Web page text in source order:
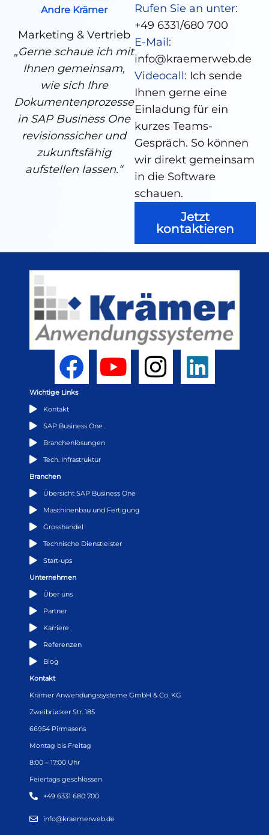
Andre Krämer
Marketing & Vertrieb
„Gerne schaue ich mit
Ihnen gemeinsam,
wie sich Ihre
Dokumentenprozesse
in SAP Business One
revisionssicher und
zukunftsfähig
aufstellen lassen.“
Rufen Sie an unter:
+49 6331/680 700
E-Mail:
info@kraemerweb.de
Videocall: Ich sende
Ihnen gerne eine
Einladung für ein
kurzes Teams-
Gespräch. So können
wir direkt gemeinsam
in die Software
schauen.
Jetzt
kontaktieren
Wichtige Links
Kontakt
SAP Business One
Branchenlösungen
Tech. Infrastruktur
Branchen
Übersicht SAP Business One
Maschinenbau und Fertigung
Grosshandel
Technische Dienstleister
Start-ups
Unternehmen
Über uns
Partner
Karriere
Referenzen
Blog
Kontakt
Krämer Anwendungssysteme GmbH & Co. KG
Zweibrücker Str. 185
66954 Pirmasens
Montag bis Freitag
8:00 – 17:00 Uhr
Feiertags geschlossen
+49 6331 680 700
info@kraemerweb.de